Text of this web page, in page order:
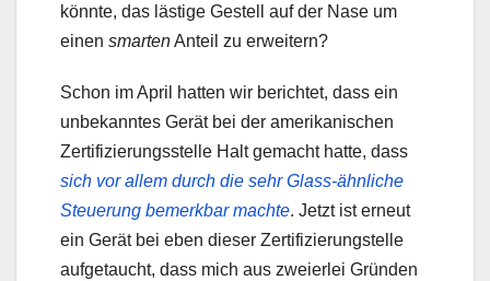
könnte, das lästige Gestell auf der Nase um
einen smartenAnteil zu erweitern?
Schon im April hatten wir berichtet, dass ein
unbekanntes Gerät bei der amerikanischen
Zertifizierungsstelle Halt gemacht hatte, dass
sich vor allem durch die sehr Glass-ähnliche
Steuerung bemerkbar machte. Jetzt ist erneut
ein Gerät bei eben dieser Zertifizierungstelle
aufgetaucht, dass mich aus zweierlei Gründen